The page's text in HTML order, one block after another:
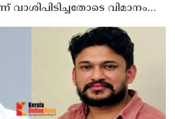
വാശിപിടിച്ചതോടെ വിമാനം